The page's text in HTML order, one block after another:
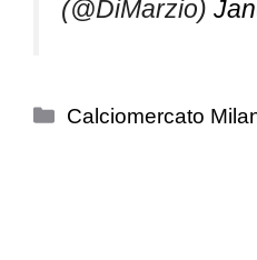
(@DiMarzio)
Categorie
Calciomercato